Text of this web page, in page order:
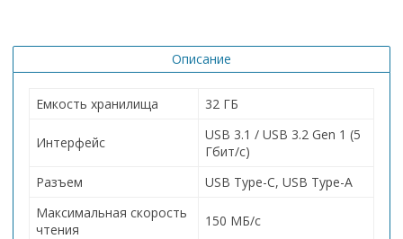
Описание
Емкость хранилища 32 ГБ
Интерфейс
USB 3.1 / USB 3.2 Gen 1 (5
Гбит/с)
Разъем
USB Type-C, USB Type-A
Максимальная скорость
чтения
150 МБ/с